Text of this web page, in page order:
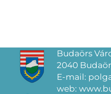
Budaörs
2040
E-mail:
web: